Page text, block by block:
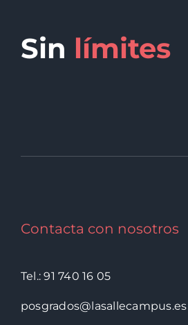
Sin límites
Contacta con nosotros
Tel.: 91 740 16 05
posgrados@lasallecampus.es